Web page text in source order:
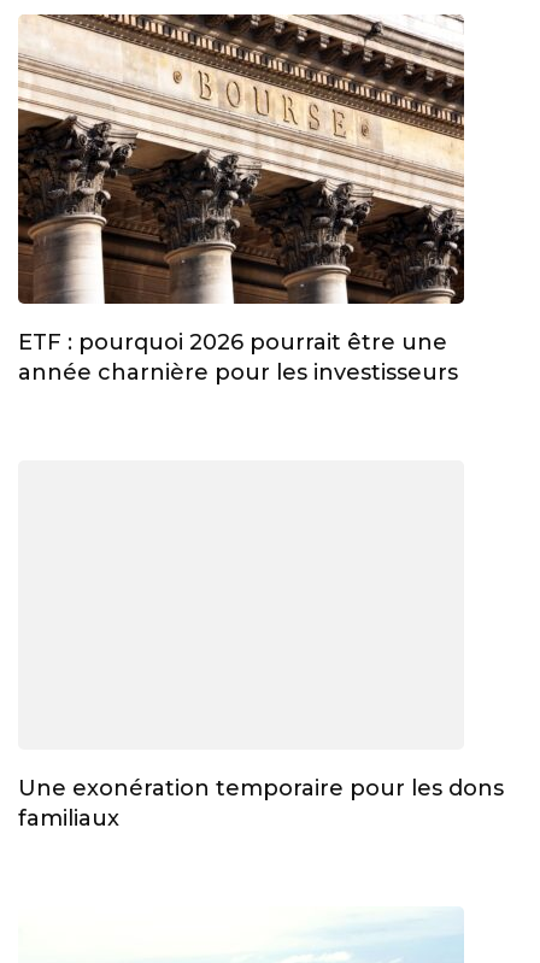
ETF : pourquoi 2026 pourrait être une
année charnière pour les investisseurs
Une exonération temporaire pour les dons
familiaux